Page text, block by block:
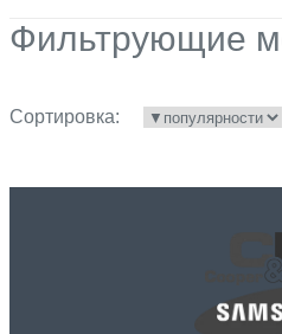
Фильтрующие
Сортировка: